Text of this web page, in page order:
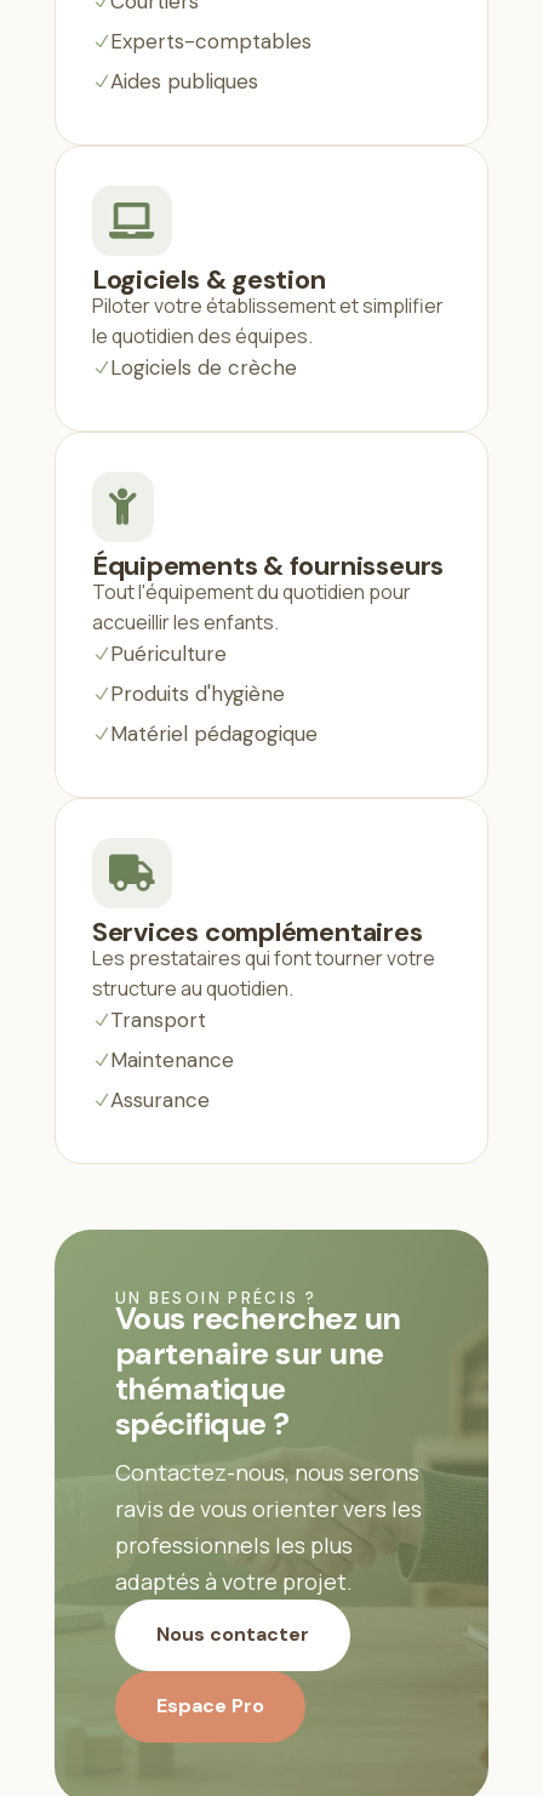
N Experts-comptables
NAides publiques

Logiciels & gestion
Piloter votre établissement et simplifier
le quotidien des équipes.
N Logiciels de crèche

Équipements & fournisseurs
Tout l'équipement du quotidien pour
accueillir les enfants.
N Puériculture
N Produits d'hygiène
N Matériel pédagogique

Services complémentaires
Les prestataires qui font tourner votre
structure au quotidien.
N Transport
N Maintenance
NAssurance
UN BESOIN PRÉCIS ?
Vous recherchez un
partenaire sur une
thématique
spécifique ?
Contactez-nous, nous serons
ravis de vous orienter vers les
professionnels les plus
adaptés à votre projet.
Nous contacter
Espace Pro